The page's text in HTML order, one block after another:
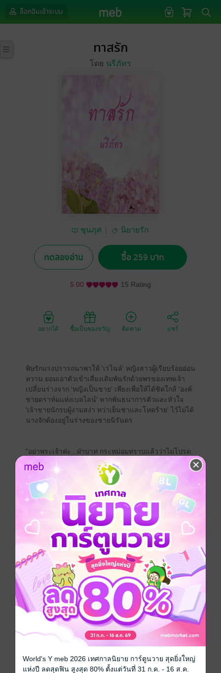
ล็อกอินเข้าระบบ
ทาสรัก
โดย นรีภัทร
ชุนภุศ นิยายรัก
ทดลองอ่าน ซื้อ 259 บาท
5.00 15 Rating
อยากได้ ซื้อเป็นของขวัญ ติดตาม แชร์
พิษรักแรงปรารถนาพาให้ 'เรไนล์' หญิงสาวผู้เรียบร้อยอ่อน
หวาน ยอมเอาตัวเข้าเสี่ยงเดิมพันรักด้วยพรของเทพเจ้า
เปลี่ยนร่างจาก 'หญิงเป็นชาย' เพียงเพื่อให้ได้ชิดใกล้ 'องค์
ชายดราห์มแห่งเบลไลน์' หากพันธนาการตัวและหัวใจ
'เจ้าชายนักรบผู้งามสง่า ทว่าเย็นชาและโหดร้าย' ไว้ไม่ได้
นางจักต้องอยู่ในร่างของชายนิรันดร
"อย่าพระเจ้าค่ะ...ฝ่าบาท กระหม่อมทราบแล้วว่าไม่โปรด
ผู้ชาย"
อาการลนลานจนเกือบเป็นกระเสือกกระสนหนีทั้งที่ไม่มีที่
ให้หนีอีกแล้วทำให้เจ้าชายหนุ่มยิ่งกริ้ว 'รู้ว่าพระองค์ไม่
โปรดผู้ชาย ทำไมไม่บอกออกมาเสียทีล่ะ ว่าเป็นผู้
หญิง...ไม่ใช่ผู้ชาย'
"เงยหน้าแล้วฟัง ข้าไม่ทำอะไรที่เจ้าไม่เต็มใจให้ทำแน่ เลิก
ทำท่ารังเกียจข้าขนาดนี้เสียที"
"เอาพระหัตถ์ออกไปพระเจ้าค่ะ อย่าทรงแตะต้องร่างกาย
สกปรกของกระหม่อม" ดวงตาสีอำพันมองสบเนตรเจ้าชาย
โดยไม่หลบเลี่ยง หยาดน้ำใสไหลอาบแก้มซีดเซียวอยู่ไม่รู้
หยุด
ฟังจบความ เจ้าชายดราห์มก็ทรงช้อนตัวเด็กสาวในร่าง
มหาดเล็กหนุ่ม อุ้มขึ้นมาวางบนเตียง
"ข้าจะให้ในสิ่งที่เจ้าเคยขอ...มากกว่าจูบ"
เจ้าชายหนุ่มทรงทราบแล้วว่า ไนล์หลบเลี่ยงพระองค์ทำไม
World's Y meb 2026 เทศกาลนิยาย การ์ตูนวาย สุดยิ่งใหญ่
แห่งปี ลดสุดฟิน สูงสุด 80% ตั้งแต่วันที่ 31 ก.ค. - 16 ส.ค.